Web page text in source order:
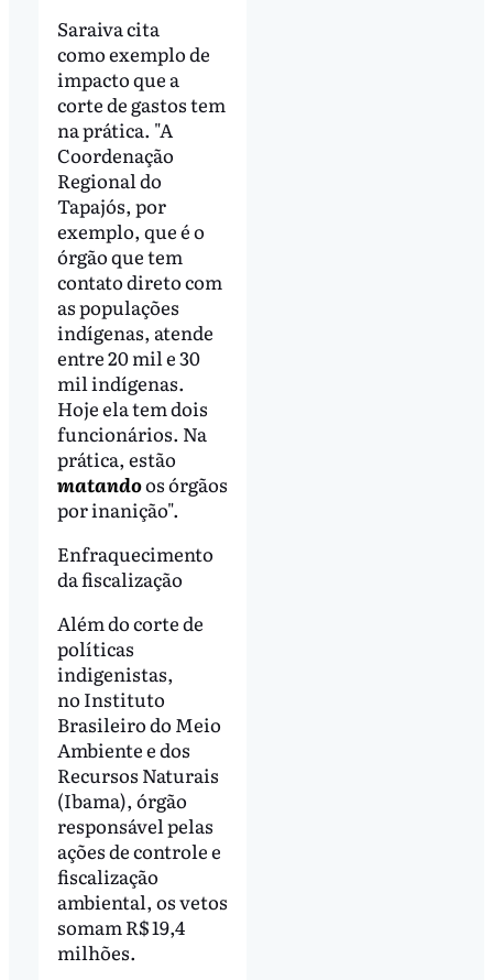
Saraiva cita
como exemplo de
impacto que a
corte de gastos tem
na prática. "A
Coordenação
Regional do
Tapajós, por
exemplo, que é o
órgão que tem
contato direto com
as populações
indígenas, atende
entre 20 mil e 30
mil indígenas.
Hoje ela tem dois
funcionários. Na
prática, estão
matandoos órgãos
por inanição".
Enfraquecimento
da fiscalização
Além do corte de
políticas
indigenistas,
no Instituto
Brasileiro do Meio
Ambiente e dos
Recursos Naturais
(Ibama), órgão
responsável pelas
ações de controle e
fiscalização
ambiental, os vetos
somam R$ 19,4
milhões.